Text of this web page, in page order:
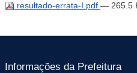
resultado-errata-I.pdf — 265.5
Informações da Prefeitura